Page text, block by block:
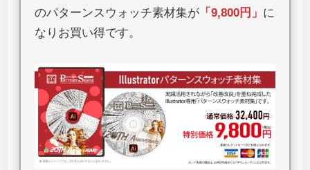
のパターンスウォッチ素材集が 「 9,800円 」 に
なりお買い得です。